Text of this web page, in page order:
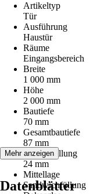
Artikeltyp
Tür
Ausführung
Haustür
Räume
Eingangsbereich
Breite
1 000 mm
Höhe
2 000 mm
Bautiefe
70 mm
Gesamtbautiefe
87 mm
Stärke Füllung
24 mm
Mittellage
Sandwichfüllung
Mehr anzeigen
Datenblätter